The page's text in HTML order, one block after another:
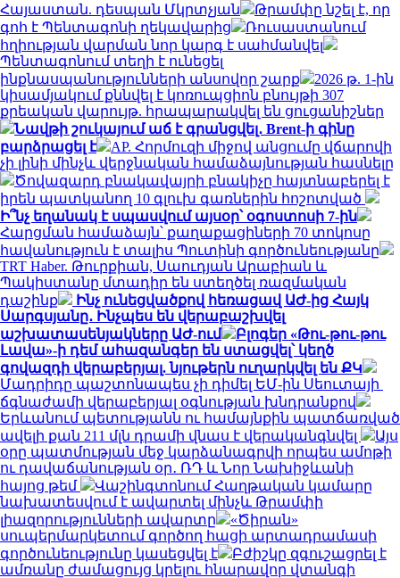
Հայաստան. դեսպան Մկրտչյան
Թրամփը նշել է, որ
գոհ է Պենտագոնի ղեկավարից
Ռուսաստանում
հղիության վարման նոր կարգ է սահմանվել
Պենտագոնում տեղի է ունեցել
ինքնասպանությունների անսովոր շարք
2026 թ. 1-ին
կիսամյակում քննվել է կոռուպցիոն բնույթի 307
քրեական վարույթ. հրապարակվել են ցուցանիշներ
Նավթի շուկայում աճ է գրանցվել․ Brent-ի գինը
բարձրացել է
AP. Հորմուզի միջով անցումը վճարովի
չի լինի մինչև վերջնական համաձայնության հասնելը
Ծովազարդ բնակավայրի բնակիչը հայտնաբերել է
իրեն պատկանող 10 գլուխ գառներին հոշոտված
Ի՞նչ եղանակ է սպասվում այսօր՝ օգոստոսի 7-ին
Հարցման համաձայն՝ քաղաքացիների 70 տոկոսը
հավանություն է տալիս Պուտինի գործունեությանը
TRT Haber. Թուրքիան, Սաուդյան Արաբիան և
Պակիստանը մտադիր են ստեղծել ռազմական
դաշինք
Ինչ ունեցվածքով հեռացավ ԱԺ-ից Հայկ
Սարգսյանը․ Ինչպես են վերաբաշխվել
աշխատասենյակները ԱԺ-ում
Բլոգեր «Թու-թու-թու
Լավա»-ի դեմ ահազանգեր են ստացվել՝ կեղծ
գովազդի վերաբերյալ. նյութերն ուղարկվել են ՔԿ
Մադրիդը պաշտոնապես չի դիմել ԵՄ-ին Սեուտայի ​​
ճգնաժամի վերաբերյալ օգնության խնդրանքով
Երևանում պետությանն ու համայնքին պատճառված
ավելի քան 211 մլն դրամի վնաս է վերականգնվել
Այս
օրը պատմության մեջ կարձանագրվի որպես ամոթի
ու դավաճանության օր․ ՌԴ և Նոր Նախիջևանի
հայոց թեմ
Վաշինգտոնում Հաղթական կամարը
նախատեսվում է ավարտել մինչև Թրամփի
լիազորությունների ավարտը
«Ծիրան»
սուպերմարկետում գործող հացի արտադրամասի
գործունեությունը կասեցվել է
Բժիշկը զգուշացրել է
ամռանը ժամացույց կրելու հնարավոր վտանգի